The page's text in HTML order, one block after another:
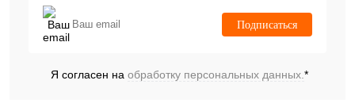
Подписаться
Я согласен на обработку персональных данных.*